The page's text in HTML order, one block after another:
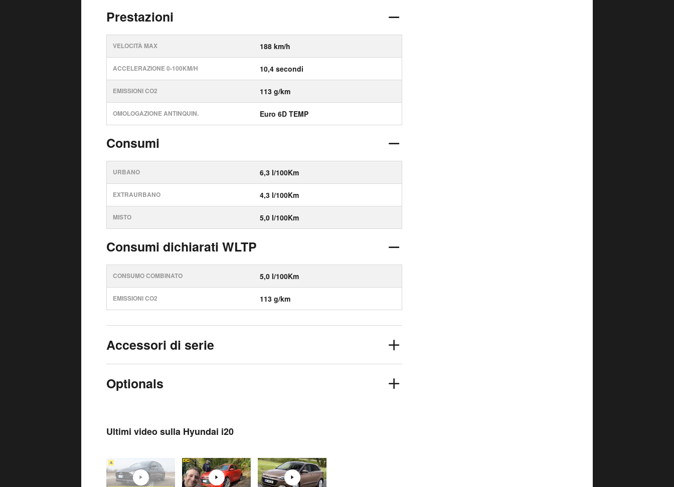
Prestazioni
VELOCITÀ MAX 188 km/h
ACCELERAZIONE 0-100KM/H 10,4 secondi
EMISSIONI CO2 113 g/km
OMOLOGAZIONE ANTINQUIN. Euro 6D TEMP
Consumi
URBANO 6,3 l/100Km
EXTRAURBANO 4,3 l/100Km
MISTO 5,0 l/100Km
Consumi dichiarati WLTP
CONSUMO COMBINATO 5,0 l/100Km
EMISSIONI CO2 113 g/km
Accessori di serie
Optionals
Ultimi video sulla Hyundai i20